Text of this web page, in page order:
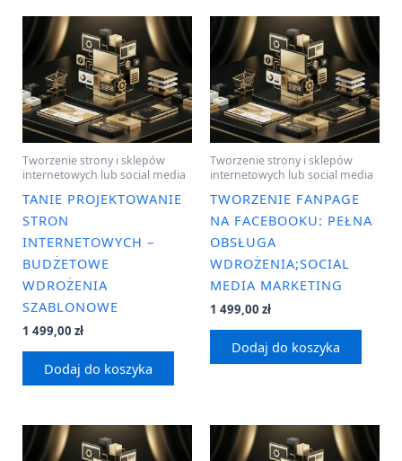
Tworzenie strony i sklepów
internetowych lub social media
TANIE PROJEKTOWANIE
STRON
INTERNETOWYCH –
BUDŻETOWE
WDROŻENIA
SZABLONOWE
1 499,00 zł
Dodaj do koszyka
Tworzenie strony i sklepów
internetowych lub social media
TWORZENIE FANPAGE
NA FACEBOOKU: PEŁNA
OBSŁUGA
WDROŻENIA;SOCIAL
MEDIA MARKETING
1 499,00 zł
Dodaj do koszyka